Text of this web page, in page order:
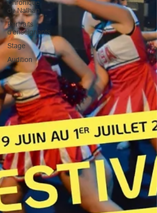
Chronique
de Nathan
Portraits
d'enseignants
Stage
Audition